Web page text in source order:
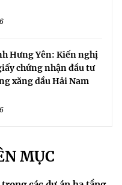
Hưng Yên: Kiến nghị
chứng nhận đầu tư
xăng dầu Hải Nam
MỤC